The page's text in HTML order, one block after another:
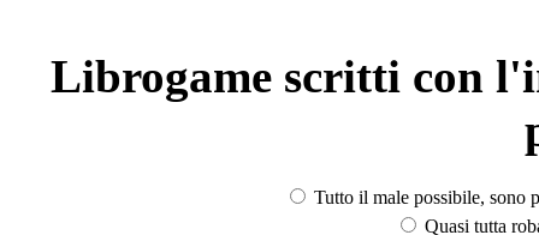
Librogame scritti con
Tutto il male possibile, sono
Quasi tutta